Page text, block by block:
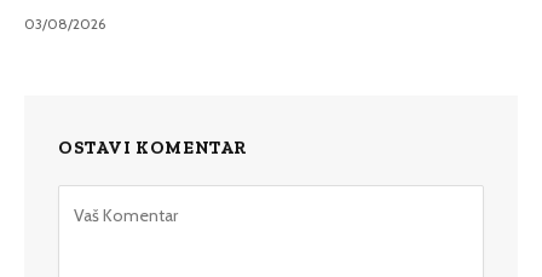
03/08/2026
OSTAVI KOMENTAR